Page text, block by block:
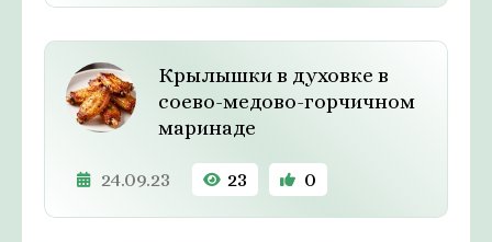
Крылышки в духовке в
соево-медово-горчичном
маринаде
24.09.23 23 0